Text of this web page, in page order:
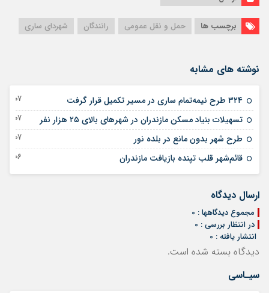
برچسب ها حمل و نقل عمومی رانندگان شهردای ساری
نوشته های مشابه
۳۲۴ طرح نیمه‌تمام ساری در مسیر تکمیل قرار گرفت 07 آگوست 2026
تسهیلات بنیاد مسکن مازندران در شهر‌های بالای ۲۵ هزار نفر 07 آگوست 2026
طرح شهر بدون مانع در بلده نور 07 آگوست 2026
قائم‌شهر قلب تپنده بازیافت مازندران 06 آگوست 2026
ارسال دیدگاه
مجموع دیدگاهها : 0
در انتظار بررسی : 0
انتشار یافته : 0
دیدگاه بسته شده است.
سیـاسی